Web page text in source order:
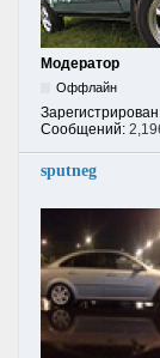
Модератор
Оффлайн
Сообщений:
sputneg